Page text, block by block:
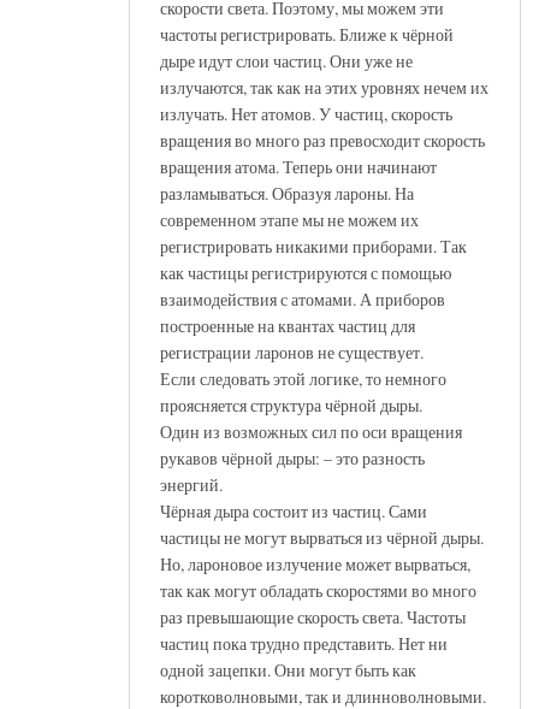
скорости света. Поэтому, мы можем эти
частоты регистрировать. Ближе к чёрной
дыре идут слои частиц. Они уже не
излучаются, так как на этих уровнях нечем их
излучать. Нет атомов. У частиц, скорость
вращения во много раз превосходит скорость
вращения атома. Теперь они начинают
разламываться. Образуя лароны. На
современном этапе мы не можем их
регистрировать никакими приборами. Так
как частицы регистрируются с помощью
взаимодействия с атомами. А приборов
построенные на квантах частиц для
регистрации ларонов не существует.
Если следовать этой логике, то немного
проясняется структура чёрной дыры.
Один из возможных сил по оси вращения
рукавов чёрной дыры: – это разность
энергий.
Чёрная дыра состоит из частиц. Сами
частицы не могут вырваться из чёрной дыры.
Но, лароновое излучение может вырваться,
так как могут обладать скоростями во много
раз превышающие скорость света. Частоты
частиц пока трудно представить. Нет ни
одной зацепки. Они могут быть как
коротковолновыми, так и длинноволновыми.